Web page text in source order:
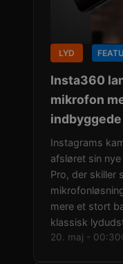
LYD
Insta360
mikrofon
Instagrams
afsløret sin
Pro, der skiller
mere et stort
klassisk
20. maj - 00:30